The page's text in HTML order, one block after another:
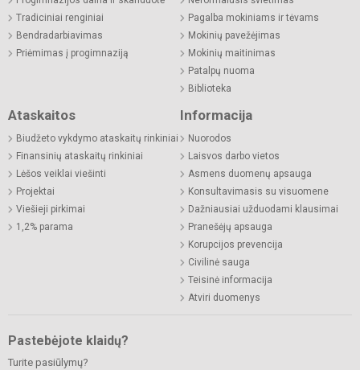
Tradiciniai renginiai
Bendradarbiavimas
Priėmimas į progimnaziją
Pagalba mokiniams ir tėvams
Mokinių pavežėjimas
Mokinių maitinimas
Patalpų nuoma
Biblioteka
Ataskaitos
Biudžeto vykdymo ataskaitų rinkiniai
Finansinių ataskaitų rinkiniai
Lėšos veiklai viešinti
Projektai
Viešieji pirkimai
1,2% parama
Informacija
Nuorodos
Laisvos darbo vietos
Asmens duomenų apsauga
Konsultavimasis su visuomene
Dažniausiai užduodami klausimai
Pranešėjų apsauga
Korupcijos prevencija
Civilinė sauga
Teisinė informacija
Atviri duomenys
Pastebėjote klaidų?
Turite pasiūlymų?